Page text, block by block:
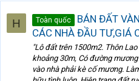
H Toàn quốc
BÁN ĐẤT
CÁC NHÀ ĐẦU TƯ,GIÁ
"Lô đất trên 1500m2. Thôn
khoảng 30m, Có đường
vào nhà phải kè cố mương.